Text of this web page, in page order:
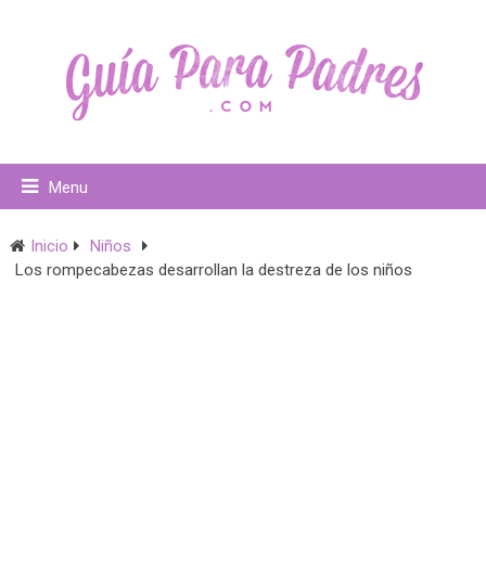
Menu
Inicio
Niños
Los rompecabezas desarrollan la destreza de los niños